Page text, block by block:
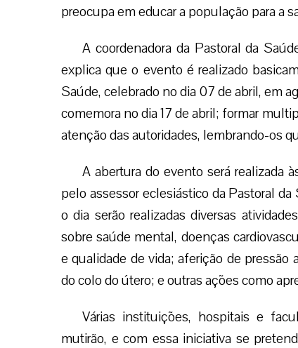
preocupa em educar a população para a
A coordenadora da Pastoral da
explica que o evento é realizado
Saúde, celebrado no dia 07 de abril, em
comemora no dia 17 de abril; formar
atenção das autoridades, lembrando-os
A abertura do evento será realizada
pelo assessor eclesiástico da Pastoral
o dia serão realizadas diversas
sobre saúde mental, doenças
e qualidade de vida; aferição de
do colo do útero; e outras ações como
Várias instituições, hospitais e
mutirão, e com essa iniciativa se